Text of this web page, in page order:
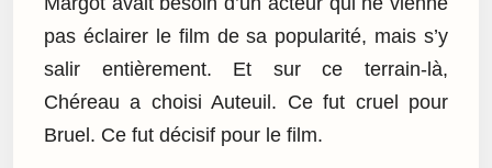
pas éclairer le film de sa popularité, mais s’y
salir entièrement. Et sur ce terrain-là,
Chéreau a choisi Auteuil. Ce fut cruel pour
Bruel. Ce fut décisif pour le film.